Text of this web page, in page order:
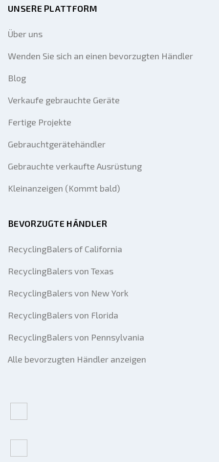
UNSERE PLATTFORM
Über uns
Wenden Sie sich an einen bevorzugten Händler
Blog
Verkaufe gebrauchte Geräte
Fertige Projekte
Gebrauchtgerätehändler
Gebrauchte verkaufte Ausrüstung
Kleinanzeigen (Kommt bald)
BEVORZUGTE HÄNDLER
RecyclingBalers of California
RecyclingBalers von Texas
RecyclingBalers von New York
RecyclingBalers von Florida
RecyclingBalers von Pennsylvania
Alle bevorzugten Händler anzeigen